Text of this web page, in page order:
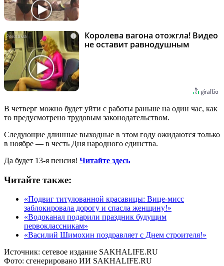
i
Королева вагона отожгла! Видео
не оставит равнодушным
В четверг можно будет уйти с работы раньше на один час, как
то предусмотрено трудовым законодательством.
Следующие длинные выходные в этом году ожидаются только
в ноябре — в честь Дня народного единства.
Да будет 13-я пенсия! Читайте здесь
Читайте также:
«Подвиг титулованной красавицы: Вице-мисс
заблокировала дорогу и спасла женщину!»
«Водоканал подарили праздник будущим
первоклассникам»
«Василий Шимохин поздравляет с Днем строителя!»
Источник: сетевое издание SAKHALIFE.RU
Фото: сгенерировано ИИ SAKHALIFE.RU